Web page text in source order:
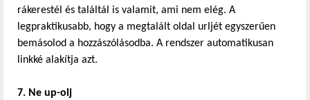
rákerestél és találtál is valamit, ami nem elég. A
legpraktikusabb, hogy a megtalált oldal urljét egyszerűen
bemásolod a hozzászólásodba. A rendszer automatikusan
linkké alakítja azt.
7. Ne up-olj